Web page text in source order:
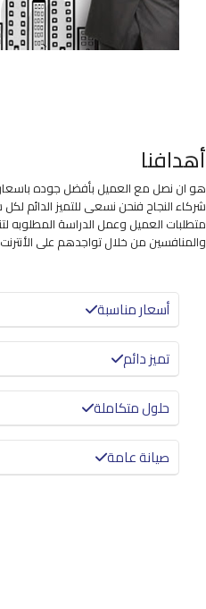
أهدافنا
هو ان نصل مع العميل بأفضل جوده
شركاء النجاح فنحن نسعى للتميز الدائم
متطلبات العميل وعمل الدراسة المطلوبه
والمنافسين من خلال تواجدهم على الأنترنت
أسعار مناسبة
تميز دائم
حلول متكاملة
صيانة عامة